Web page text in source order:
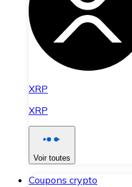
XRP
XRP
Voir toutes
Coupons crypto